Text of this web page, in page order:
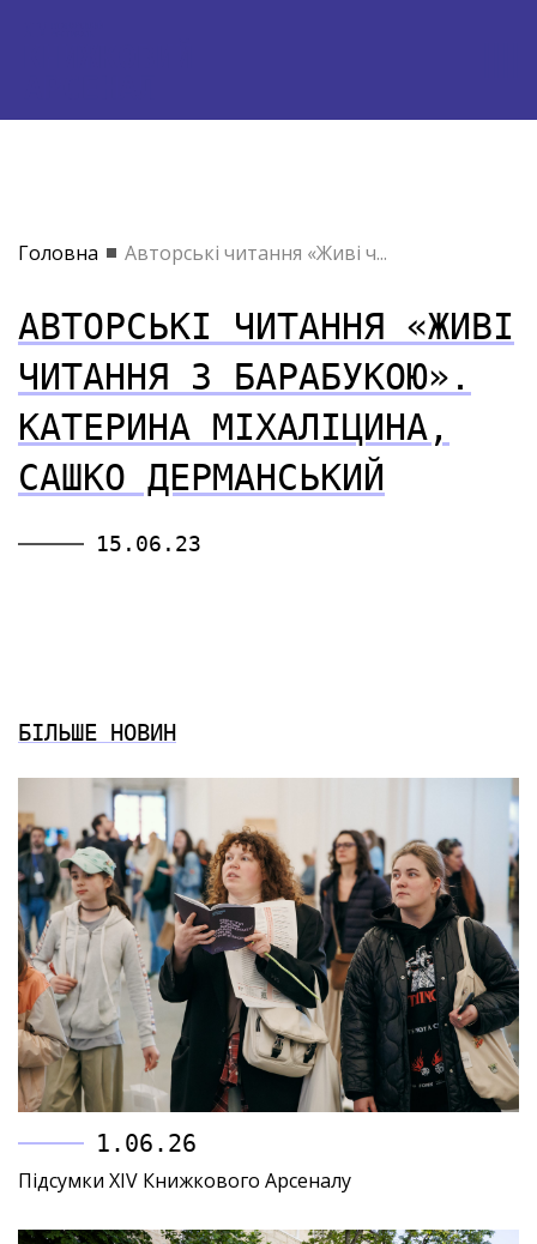
Головна Авторські читання «Живі ч...
АВТОРСЬКІ ЧИТАННЯ «ЖИВІ
ЧИТАННЯ З БАРАБУКОЮ».
КАТЕРИНА МІХАЛІЦИНА,
САШКО ДЕРМАНСЬКИЙ
15.06.23
БІЛЬШЕ НОВИН
1.06.26
Підсумки XIV Книжкового Арсеналу